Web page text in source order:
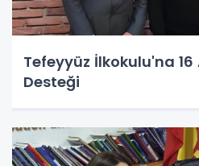
Tefeyyüz İlkokulu'na 16
Desteği